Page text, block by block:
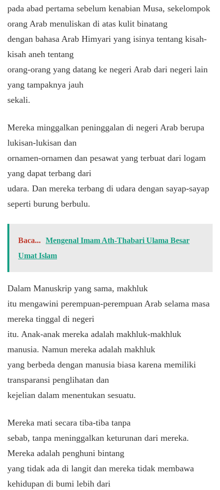
pada abad pertama sebelum kenabian Musa, sekelompok
orang Arab menuliskan di atas kulit binatang
dengan bahasa Arab Himyari yang isinya tentang kisah-
kisah aneh tentang
orang-orang yang datang ke negeri Arab dari negeri lain
yang tampaknya jauh
sekali.
Mereka minggalkan peninggalan di negeri Arab berupa
lukisan-lukisan dan
ornamen-ornamen dan pesawat yang terbuat dari logam
yang dapat terbang dari
udara. Dan mereka terbang di udara dengan sayap-sayap
seperti burung berbulu.
Baca... Mengenal Imam Ath-Thabari Ulama Besar
Umat Islam
Dalam Manuskrip yang sama, makhluk
itu mengawini perempuan-perempuan Arab selama masa
mereka tinggal di negeri
itu. Anak-anak mereka adalah makhluk-makhluk
manusia. Namun mereka adalah makhluk
yang berbeda dengan manusia biasa karena memiliki
transparansi penglihatan dan
kejelian dalam menentukan sesuatu.
Mereka mati secara tiba-tiba tanpa
sebab, tanpa meninggalkan keturunan dari mereka.
Mereka adalah penghuni bintang
yang tidak ada di langit dan mereka tidak membawa
kehidupan di bumi lebih dari